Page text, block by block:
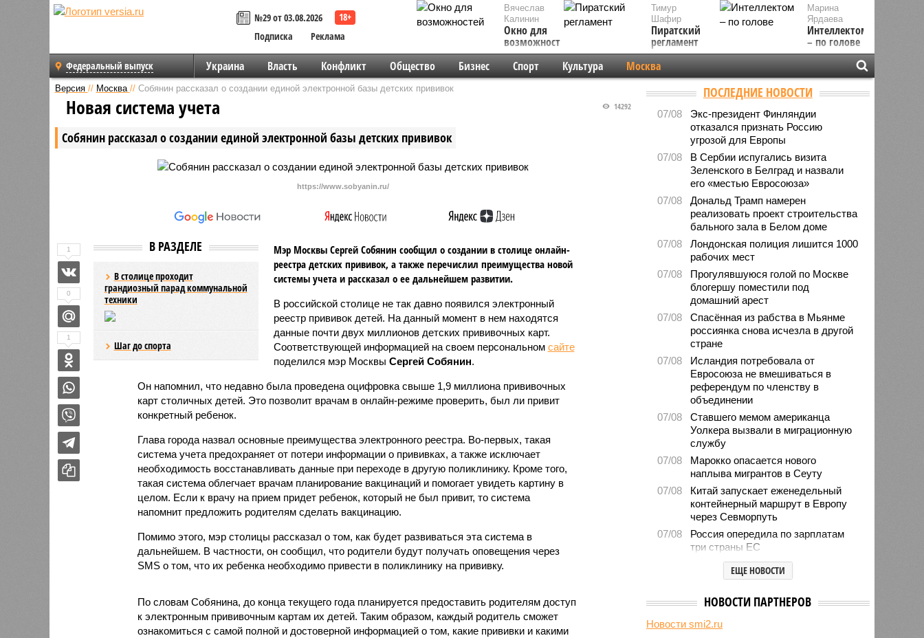
№29 от 03.08.2026
Подписка
Реклама
Вячеслав
Калинин
Окно для
возможностей
Марина
Ярдаева
Интеллектом
– по голове
Тимур
Шафир
Пиратский
регламент
Федеральный выпуск Украина Власть Конфликт Общество Бизнес Спорт Культура Москва
Версия // Москва // Собянин рассказал о создании единой электронной базы детских прививок
Собянин рассказал о создании единой электронной базы детских прививок
14292
Новая система учета
https://www.sobyanin.ru/
В РАЗДЕЛЕ
В столице проходит
грандиозный парад коммунальной
техники
Шаг до спорта
Мэр Москвы Сергей Собянин сообщил о создании в столице онлайн-
реестра детских прививок, а также перечислил преимущества новой
системы учета и рассказал о ее дальнейшем развитии.
В российской столице не так давно появился электронный
реестр прививок детей. На данный момент в нем находятся
данные почти двух миллионов детских прививочных карт.
Соответствующей информацией на своем персональном сайте
поделился мэр Москвы Сергей Собянин.
Он напомнил, что недавно была проведена оцифровка свыше 1,9 миллиона прививочных
карт столичных детей. Это позволит врачам в онлайн-режиме проверить, был ли привит
конкретный ребенок.
Глава города назвал основные преимущества электронного реестра. Во-первых, такая
система учета предохраняет от потери информации о прививках, а также исключает
необходимость восстанавливать данные при переходе в другую поликлинику. Кроме того,
такая система облегчает врачам планирование вакцинаций и помогает увидеть картину в
целом. Если к врачу на прием придет ребенок, который не был привит, то система
напомнит предложить родителям сделать вакцинацию.
Помимо этого, мэр столицы рассказал о том, как будет развиваться эта система в
дальнейшем. В частности, он сообщил, что родители будут получать оповещения через
SMS о том, что их ребенка необходимо привести в поликлинику на прививку.
По словам Собянина, до конца текущего года планируется предоставить родителям доступ
к электронным прививочным картам их детей. Таким образом, каждый родитель сможет
ознакомиться с самой полной и достоверной информацией о том, какие прививки и какими
1
0
1
ПОСЛЕДНИЕ НОВОСТИ
07/08
Экс-президент Финляндии
отказался признать Россию
угрозой для Европы
07/08
В Сербии испугались визита
Зеленского в Белград и назвали
его «местью Евросоюза»
07/08
Дональд Трамп намерен
реализовать проект строительства
бального зала в Белом доме
07/08
Лондонская полиция лишится 1000
рабочих мест
07/08
Прогулявшуюся голой по Москве
блогершу поместили под
домашний арест
07/08
Спасённая из рабства в Мьянме
россиянка снова исчезла в другой
стране
07/08
Исландия потребовала от
Евросоюза не вмешиваться в
референдум по членству в
объединении
07/08
Ставшего мемом американца
Уолкера вызвали в миграционную
службу
07/08
Марокко опасается нового
наплыва мигрантов в Сеуту
07/08
Китай запускает еженедельный
контейнерный маршрут в Европу
через Севморпуть
07/08
Россия опередила по зарплатам
три страны ЕС
Александр Лукашенко призвал
белорусов скупать пустующие
07/08
Девушка объяснила убийство
трёхмесячного сына
ЕЩЕ НОВОСТИ
НОВОСТИ ПАРТНЕРОВ
Новости smi2.ru